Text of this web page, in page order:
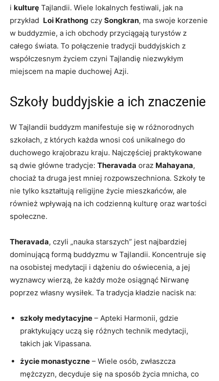
i​ kulturę ⁤Tajlandii. Wiele lokalnych ‌festiwali, jak na
przykład ​ Loi Krathong czy Songkran, ma swoje korzenie
w buddyzmie, a ich obchody⁢ przyciągają turystów z
całego świata. To‍ połączenie tradycji buddyjskich z
współczesnym życiem​ czyni Tajlandię⁢ niezwykłym
miejscem na ⁢mapie duchowej Azji.
Szkoły buddyjskie a ich znaczenie
W Tajlandii⁢ buddyzm manifestuje się w różnorodnych‍
szkołach,‌ z których każda wnosi coś unikalnego​ do
duchowego krajobrazu kraju. ⁣Najczęściej praktykowane
są dwie główne tradycje: Theravada oraz Mahayana,
chociaż ta druga⁤ jest ‌mniej rozpowszechniona.⁤ Szkoły te
nie tylko kształtują‍ religijne życie mieszkańców, ⁤ale
również wpływają⁢ na ich ‌codzienną ​kulturę oraz wartości
społeczne.
Theravada, czyli⁣ „nauka​ starszych” jest najbardziej
dominującą formą buddyzmu w‌ Tajlandii. Koncentruje się
na osobistej medytacji i dążeniu do oświecenia, ⁣a jej
wyznawcy wierzą, że każdy ⁢może osiągnąć Nirwanę
poprzez własny wysiłek. Ta tradycja kładzie nacisk na:
szkoły medytacyjne – ‍Apteki Harmonii, gdzie
praktykujący uczą się różnych technik medytacji,⁢
takich jak Vipassana.
życie monastyczne – ⁢Wiele ⁣osób, zwłaszcza
mężczyzn,⁢ decyduje się na‌ sposób życia ⁤mnicha, co